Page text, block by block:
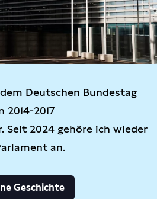
Deutschen Bundestag
2017
Seit 2024 gehöre ich wieder
an.
Geschichte